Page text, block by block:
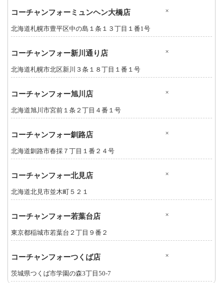
コーチャンフォーミュンヘン大橋店 ×
北海道札幌市豊平区中の島１条１３丁目１番1号
コーチャンフォー新川通り店 ×
北海道札幌市北区新川３条１８丁目１番１号
コーチャンフォー旭川店 ×
北海道旭川市宮前１条２丁目４番１号
コーチャンフォー釧路店 ×
北海道釧路市春採７丁目１番２４号
コーチャンフォー北見店 ×
北海道北見市並木町５２１
コーチャンフォー若葉台店 ×
東京都稲城市若葉台２丁目９番２
コーチャンフォーつくば店 ×
茨城県つくば市学園の森3丁目50-7